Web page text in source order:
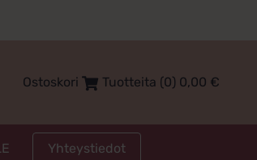
Ostoskori Tuotteita (0) 0,00 €
Yhteystiedot